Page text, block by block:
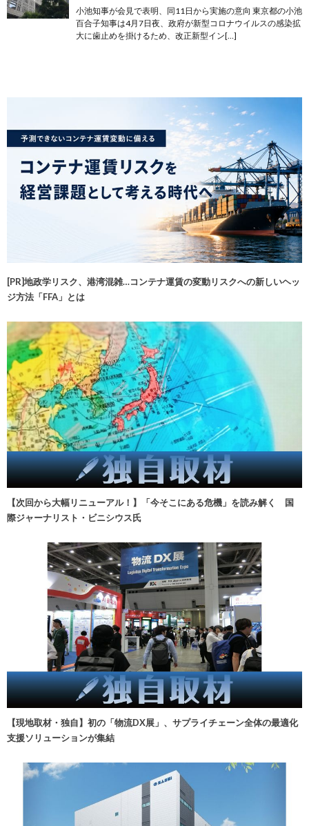
小池知事が会見で表明、同11日から実施の意向 東京都の小池
百合子知事は4月7日夜、政府が新型コロナウイルスの感染拡
大に歯止めを掛けるため、改正新型イン[…]
[PR]地政学リスク、港湾混雑…コンテナ運賃の変動リスクへの新しいヘッ
ジ方法「FFA」とは
【次回から大幅リニューアル！】「今そこにある危機」を読み解く 国
際ジャーナリスト・ビニシウス氏
【現地取材・独自】初の「物流DX展」、サプライチェーン全体の最適化
支援ソリューションが集結